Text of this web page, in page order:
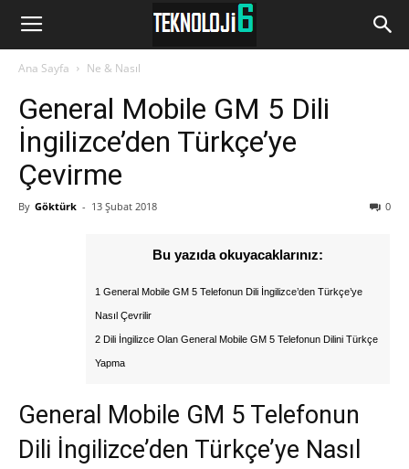
www.Teknoloji6.com
Ana Sayfa Ne & Nasıl
General Mobile GM 5 Dili
İngilizce’den Türkçe’ye
Çevirme
By Göktürk - 13 Şubat 2018 0
Bu yazıda okuyacaklarınız:
1 General Mobile GM 5 Telefonun Dili İngilizce’den Türkçe’ye
Nasıl Çevrilir
2 Dili İngilizce Olan General Mobile GM 5 Telefonun Dilini Türkçe
Yapma
General Mobile GM 5 Telefonun
Dili İngilizce’den Türkçe’ye Nasıl